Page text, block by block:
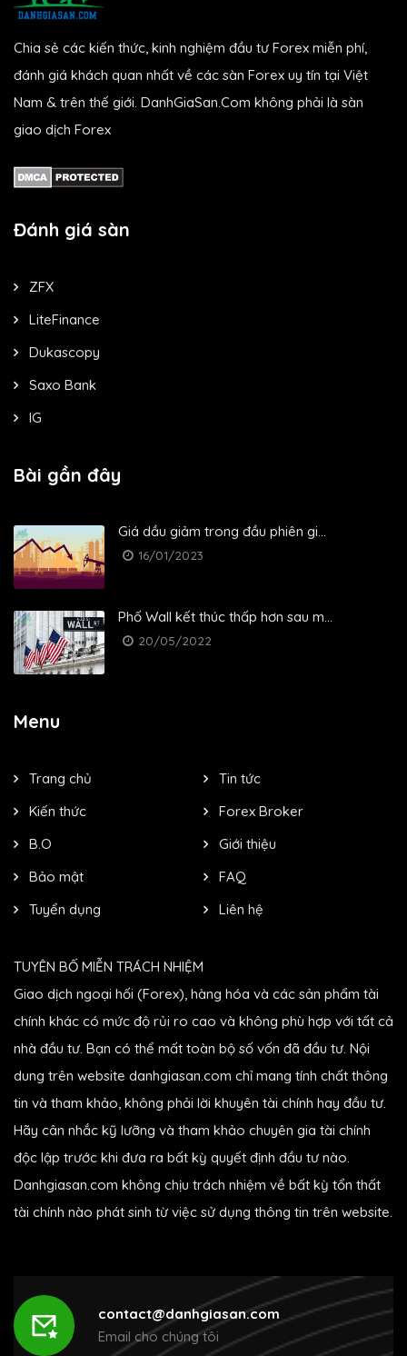
Chia sẻ các kiến thức, kinh nghiệm đầu tư Forex miễn phí,
đánh giá khách quan nhất về các sàn Forex uy tín tại Việt
Nam & trên thế giới. DanhGiaSan.Com không phải là sàn
giao dịch Forex
Đánh giá sàn
ZFX
LiteFinance
Dukascopy
Saxo Bank
IG
Bài gần đây
Giá dầu giảm trong đầu phiên gi...
16/01/2023
Phố Wall kết thúc thấp hơn sau m...
20/05/2022
Menu
Trang chủ
Tin tức
Kiến thức
Forex Broker
B.O
Giới thiệu
Bảo mật
FAQ
Tuyển dụng
Liên hệ
TUYÊN BỐ MIỄN TRÁCH NHIỆM
Giao dịch ngoại hối (Forex), hàng hóa và các sản phẩm tài
chính khác có mức độ rủi ro cao và không phù hợp với tất cả
nhà đầu tư. Bạn có thể mất toàn bộ số vốn đã đầu tư. Nội
dung trên website danhgiasan.com chỉ mang tính chất thông
tin và tham khảo, không phải lời khuyên tài chính hay đầu tư.
Hãy cân nhắc kỹ lưỡng và tham khảo chuyên gia tài chính
độc lập trước khi đưa ra bất kỳ quyết định đầu tư nào.
Danhgiasan.com không chịu trách nhiệm về bất kỳ tổn thất
tài chính nào phát sinh từ việc sử dụng thông tin trên website.
contact@danhgiasan.com
Email cho chúng tôi